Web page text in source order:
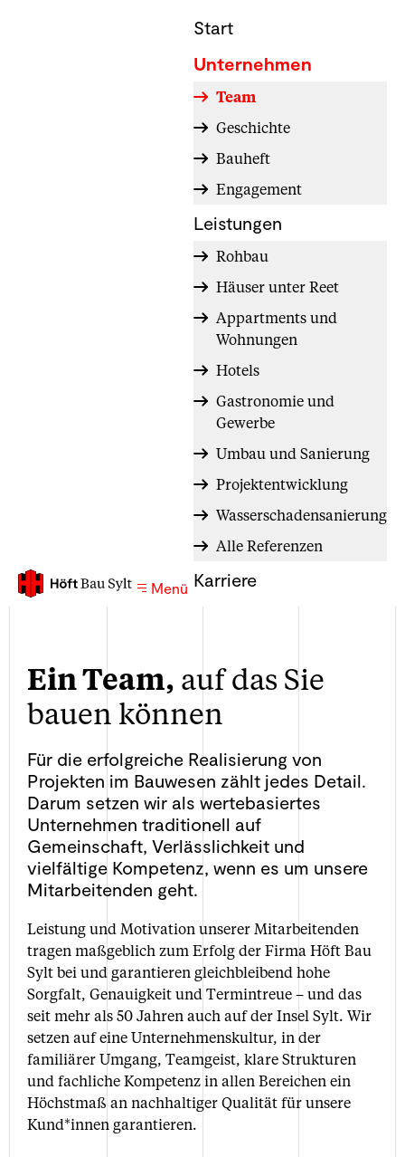
Menü
Start
Unternehmen
Team
Geschichte
Bauheft
Engagement
Leistungen
Rohbau
Häuser unter Reet
Appartments und
Wohnungen
Hotels
Gastronomie und
Gewerbe
Umbau und Sanierung
Projektentwicklung
Wasserschadensanierung
Alle Referenzen
Karriere
Ein Team, auf das Sie
bauen können
Für die erfolgreiche Realisierung von
Projekten im Bauwesen zählt jedes Detail.
Darum setzen wir als wertebasiertes
Unternehmen traditionell auf
Gemeinschaft, Verlässlichkeit und
vielfältige Kompetenz, wenn es um unsere
Mitarbeitenden geht.
Leistung und Motivation unserer Mitarbeitenden
tragen maßgeblich zum Erfolg der Firma Höft Bau
Sylt bei und garantieren gleichbleibend hohe
Sorgfalt, Genauigkeit und Termintreue – und das
seit mehr als 50 Jahren auch auf der Insel Sylt. Wir
setzen auf eine Unternehmenskultur, in der
familiärer Umgang, Teamgeist, klare Strukturen
und fachliche Kompetenz in allen Bereichen ein
Höchstmaß an nachhaltiger Qualität für unsere
Kund*innen garantieren.